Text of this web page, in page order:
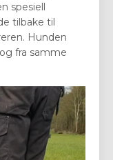
spesiell
tilbake til
Hunden
fra samme